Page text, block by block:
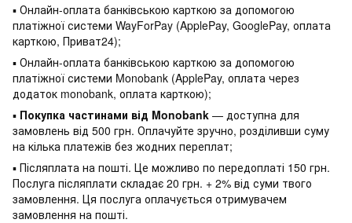
▪ Онлайн-оплата банківською карткою за допомогою
платіжної системи WayForPay (ApplePay, GooglePay, оплата
карткою, Приват24);
▪ Онлайн-оплата банківською карткою за допомогою
платіжної системи Monobank (ApplePay, оплата через
додаток monobank, оплата карткою);
▪ Покупка частинами від Monobank — доступна для
замовлень від 500 грн. Оплачуйте зручно, розділивши суму
на кілька платежів без жодних переплат;
▪ Післяплата на пошті. Це можливо по передоплаті 150 грн.
Послуга післяплати складає 20 грн. + 2% від суми твого
замовлення. Ця послуга оплачується отримувачем
замовлення на пошті.